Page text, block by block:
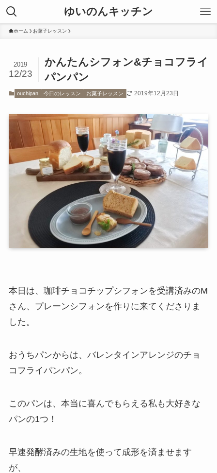
ゆいのんキッチン
ホーム お菓子レッスン
かんたんシフォン&チョコフライ
パンパン
2019
12/23
ouchipan 今日のレッスン お菓子レッスン 2019年12月23日
本日は、珈琲チョコチップシフォンを受講済みのM
さん、プレーンシフォンを作りに来てくださりま
した。
おうちパンからは、バレンタインアレンジのチョ
コフライパンパン。
このパンは、本当に喜んでもらえる私も大好きな
パンの1つ！
早速発酵済みの生地を使って成形を済ませます
が、